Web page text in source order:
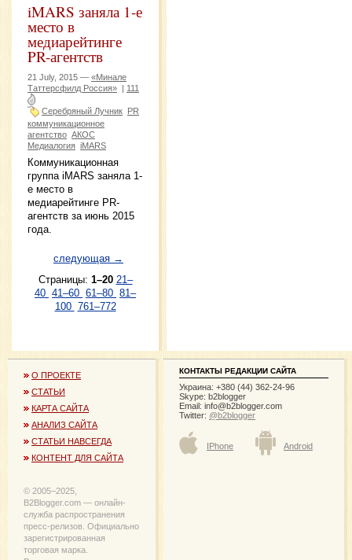
iMARS заняла 1-е
место в
медиарейтинге
PR-агентств
21 July, 2015 — «Минале
Таттерсфилд Россия» | 111
Серебряный Лучник PR
коммуникационное
агентство АКОС
Медиалогия iMARS
Коммуникационная
группа iMARS заняла 1-
е место в
медиарейтинге PR-
агентств за июнь 2015
года.
следующая →
Страницы: 1–20 21–
40 41–60 61–80 81–
100 761–772
О ПРОЕКТЕ
СТАТЬИ
КАРТА САЙТА
АНАЛИЗ САЙТА
СТАТЬИ НАВСЕГДА
КОНТЕНТ ДЛЯ САЙТА
© 2005−2025,
B2Blogger.com — онлайн-
служба распространения
пресс-релизов. Официально
зарегистрированная
торговая марка.
КОНТАКТЫ РЕДАКЦИИ САЙТА
Украина: +380 (44) 362-24-96
Skype: b2blogger
Email: info@b2blogger.com
Twitter: @b2blogger
IPhone Android